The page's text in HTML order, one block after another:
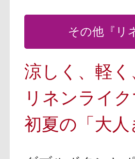
その他『リ
涼しく、軽
リネンライ
初夏の「大人